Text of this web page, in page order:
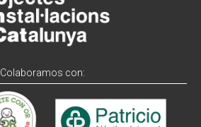
Colaboramos con: